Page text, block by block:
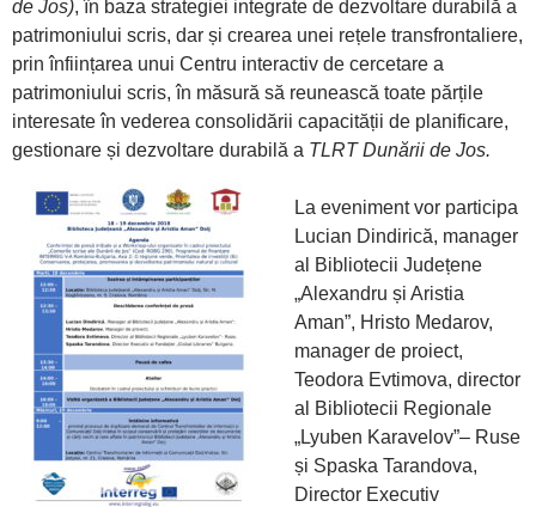
de Jos), în baza strategiei integrate de dezvoltare durabilă a
patrimoniului scris, dar și crearea unei rețele transfrontaliere,
prin înființarea unui Centru interactiv de cercetare a
patrimoniului scris, în măsură să reunească toate părțile
interesate în vederea consolidării capacității de planificare,
gestionare și dezvoltare durabilă a TLRT Dunării de Jos.
La eveniment vor participa
Lucian Dindirică, manager
al Bibliotecii Județene
„Alexandru și Aristia
Aman”, Hristo Medarov,
manager de proiect,
Teodora Evtimova, director
al Bibliotecii Regionale
„Lyuben Karavelov”– Ruse
și Spaska Tarandova,
Director Executiv